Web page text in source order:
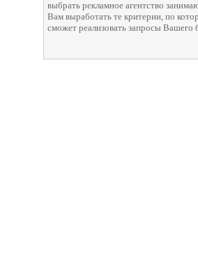
выбрать рекламное агентство
Вам выработать те критерии, по
сможет реализовать запросы Вашего